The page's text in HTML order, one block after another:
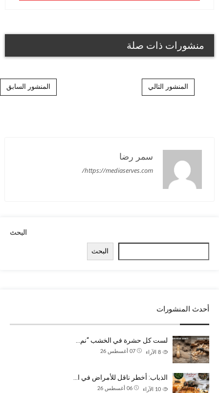
منشورات ذات صلة
Post navigation المنشور السابق المنشور التالي
سمر رضا
https://mediaserves.com/
البحث
البحث
أحدث المنشورات
لست كل حشرة في الخشب “نم…
07 أغسطس 26 الآراء
الذباب: أخطر ناقل للأمراض في ا…
06 أغسطس 26 الآراء